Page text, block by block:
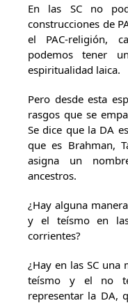
En las SC no
construcciones de
el PAC-religión,
podemos tener
espiritualidad laica.
Pero desde esta
rasgos que se
Se dice que la DA
que es Brahman,
asigna un
ancestros.
¿Hay alguna
y el teísmo en
corrientes?
¿Hay en las SC
teísmo y el no
representar la DA,